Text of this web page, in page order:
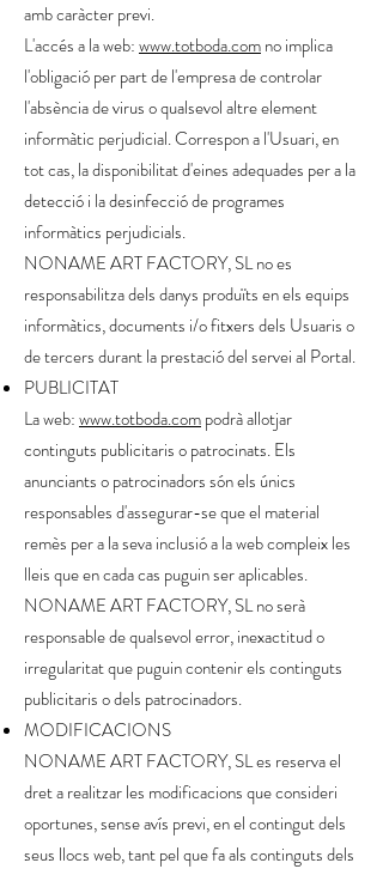
amb caràcter previ.
L'accés a la web:www.totboda.comno implica
l'obligació per part de l'empresa de controlar
l'absència de virus o qualsevol altre element
informàtic perjudicial. Correspon a l'Usuari, en
tot cas, la disponibilitat d'eines adequades per a la
detecció i la desinfecció de programes
informàtics perjudicials.
NONAME ART FACTORY, SL no es
responsabilitza dels danys produïts en els equips
informàtics, documents i/o fitxers dels Usuaris o
de tercers durant la prestació del servei al Portal.
PUBLICITAT
La web:www.totboda.compodrà allotjar
continguts publicitaris o patrocinats. Els
anunciants o patrocinadors són els únics
responsables d'assegurar-se que el material
remès per a la seva inclusió a la web compleix les
lleis que en cada cas puguin ser aplicables.
NONAME ART FACTORY, SL no serà
responsable de qualsevol error, inexactitud o
irregularitat que puguin contenir els continguts
publicitaris o dels patrocinadors.
MODIFICACIONS
NONAME ART FACTORY, SL es reserva el
dret a realitzar les modificacions que consideri
oportunes, sense avís previ, en el contingut dels
seus llocs web, tant pel que fa als continguts dels